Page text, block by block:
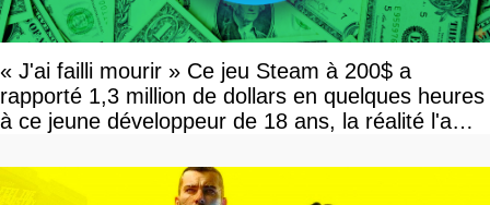
« J'ai failli mourir » Ce jeu Steam à 200$ a
rapporté 1,3 million de dollars en quelques heures
à ce jeune développeur de 18 ans, la réalité l'a